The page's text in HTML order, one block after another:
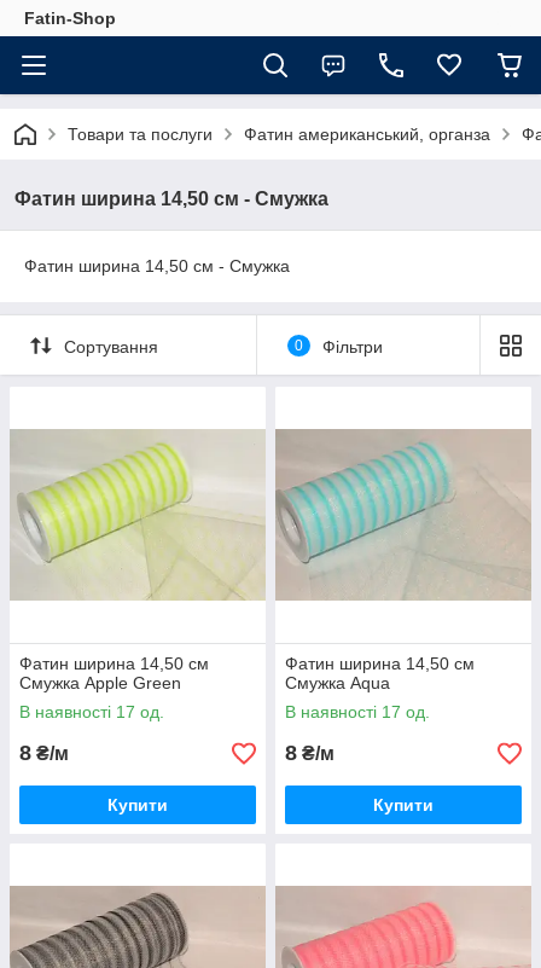
Fatin-Shop
Товари та послуги Фатин американський, органза
Фатин ширина 14,50 см - Смужка
Фатин ширина 14,50 см - Смужка
Сортування 0 Фільтри
Фатин ширина 14,50 см
Смужка Apple Green
В наявності 17 од.
8 ₴/м
Купити
Фатин ширина 14,50 см
Смужка Aqua
В наявності 17 од.
8 ₴/м
Купити